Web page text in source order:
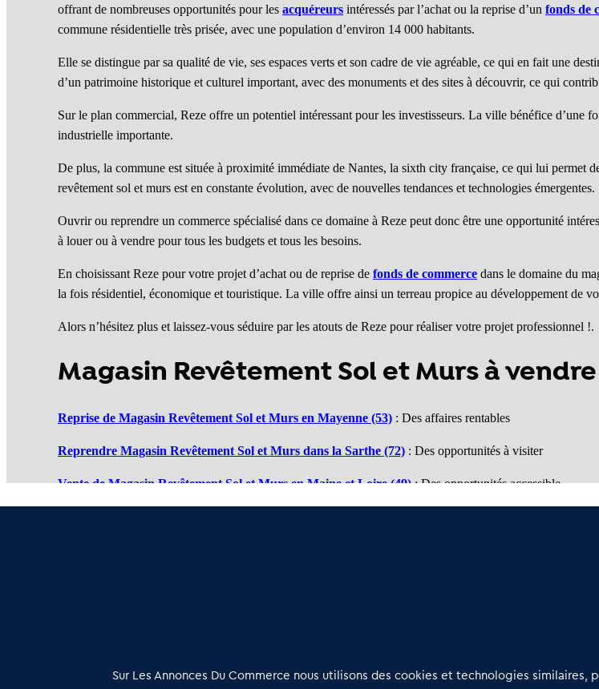
offrant de nombreuses opportunités pour les acquéreurs intéressés par l’achat ou la reprise d’un fonds de
commune résidentielle très prisée, avec une population d’environ 14 000 habitants.
Elle se distingue par sa qualité de vie, ses espaces verts et son cadre de vie agréable, ce qui en fait une
d’un patrimoine historique et culturel important, avec des monuments et des sites à découvrir, ce qui
Sur le plan commercial, Reze offre un potentiel intéressant pour les investisseurs. La ville bénéfice d’une
industrielle importante.
De plus, la commune est située à proximité immédiate de Nantes, la sixth city française, ce qui lui permet
revêtement sol et murs est en constante évolution, avec de nouvelles tendances et technologies émergentes.
Ouvrir ou reprendre un commerce spécialisé dans ce domaine à Reze peut donc être une opportunité
à louer ou à vendre pour tous les budgets et tous les besoins.
En choisissant Reze pour votre projet d’achat ou de reprise de fonds de commerce dans le domaine du
la fois résidentiel, économique et touristique. La ville offre ainsi un terreau propice au développement de
Alors n’hésitez plus et laissez-vous séduire par les atouts de Reze pour réaliser votre projet professionnel !.
Magasin Revêtement Sol et Murs à
Reprise de Magasin Revêtement Sol et Murs en Mayenne (53) : Des affaires rentables
Reprendre Magasin Revêtement Sol et Murs dans la Sarthe (72) : Des opportunités à visiter
Vente de Magasin Revêtement Sol et Murs en Maine et Loire (49): Des opportunités accessible
02 54 56 03 17
Sur Les Annonces Du Commerce nous utilisons des cookies et technologies